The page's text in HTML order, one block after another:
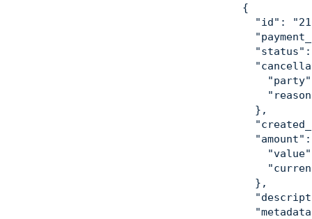
{
"id" :
"status" :
"party"
} ,
"amount" :
"value"
} ,